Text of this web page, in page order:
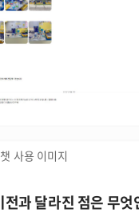
사용 이미지
전과 달라진 점은 무엇